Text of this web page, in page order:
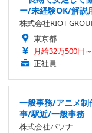
ー/未経験OK/解説
株式会社RIOT
東京都
月給32万500円
正社員
一般事務/アニメ制
事/駅近/一般事務
株式会社パソナ